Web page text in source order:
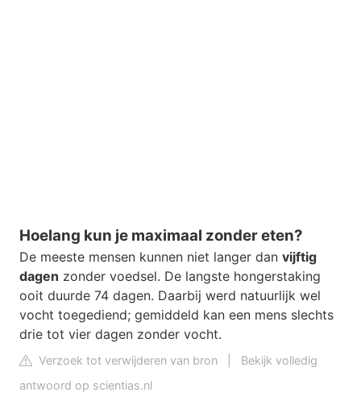
Hoelang kun je maximaal zonder eten?
De meeste mensen kunnen niet langer dan vijftig
dagen zonder voedsel. De langste hongerstaking
ooit duurde 74 dagen. Daarbij werd natuurlijk wel
vocht toegediend; gemiddeld kan een mens slechts
drie tot vier dagen zonder vocht.
Verzoek tot verwijderen van bron
Bekijk volledig
antwoord op scientias.nl